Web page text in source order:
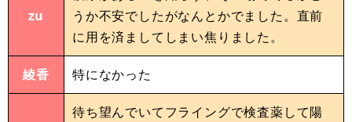
zu
うか不安でしたがなんとかでました。直前
に用を済ましてしまい焦りました。
綾香 特になかった
待ち望んでいてフライングで検査薬して陽